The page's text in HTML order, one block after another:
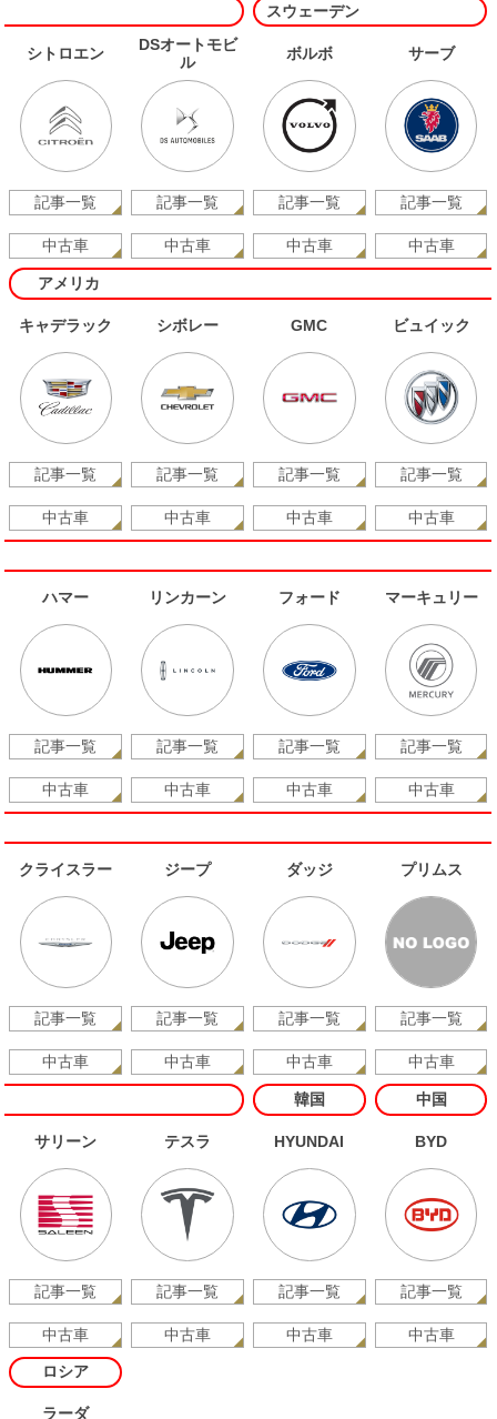
シトロエン
記事一覧
中古車
DSオートモビ
ル
記事一覧
中古車
スウェーデン
ボルボ
記事一覧
中古車
サーブ
記事一覧
中古車
アメリカ
キャデラック
記事一覧
中古車
シボレー
記事一覧
中古車
GMC
記事一覧
中古車
ビュイック
記事一覧
中古車
ハマー
記事一覧
中古車
リンカーン
記事一覧
中古車
フォード
記事一覧
中古車
マーキュリー
記事一覧
中古車
クライスラー
記事一覧
中古車
ジープ
記事一覧
中古車
ダッジ
記事一覧
中古車
プリムス
記事一覧
中古車
サリーン
記事一覧
中古車
テスラ
記事一覧
中古車
韓国
HYUNDAI
記事一覧
中古車
中国
BYD
記事一覧
中古車
ロシア
ラーダ